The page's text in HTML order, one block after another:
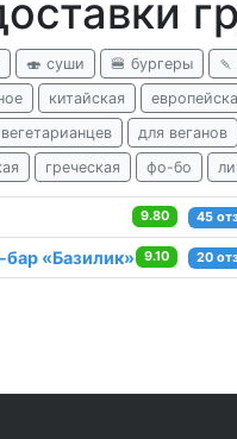
🍣 суши 🍔 бургеры
китайская
для веганов
греческая фо-бо
9.80 45
бар «Базилик» 9.10 20